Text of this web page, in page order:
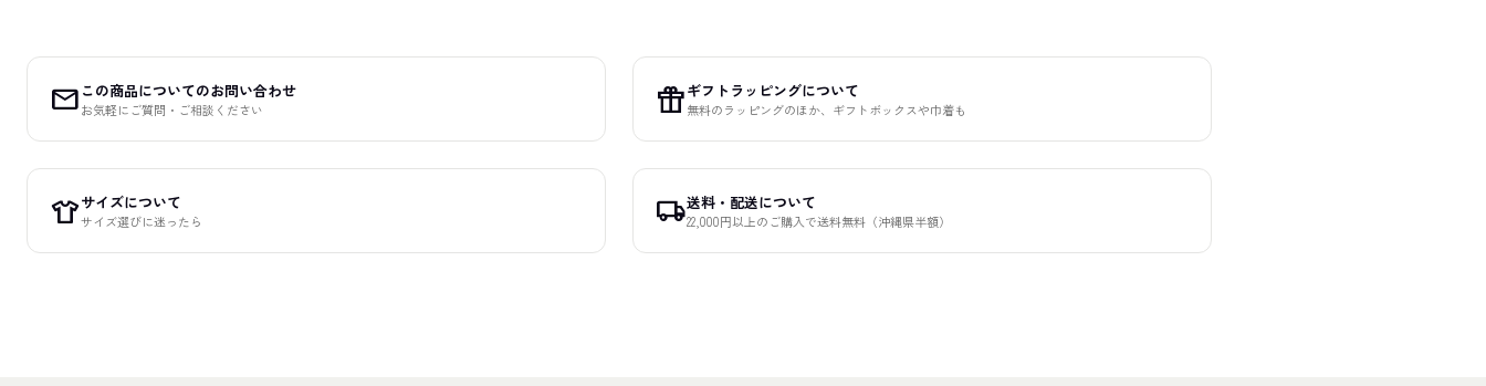
mail この商品についてのお問い合わせ
お気軽にご質問・ご相談ください featured_seasonal_and_giftsギフトラッピングについて
無料のラッピングのほか、ギフトボックスや巾着も
apparelサイズについて
サイズ選びに迷ったら local_shipping送料・配送について
22,000円以上のご購入で送料無料（沖縄県半額）